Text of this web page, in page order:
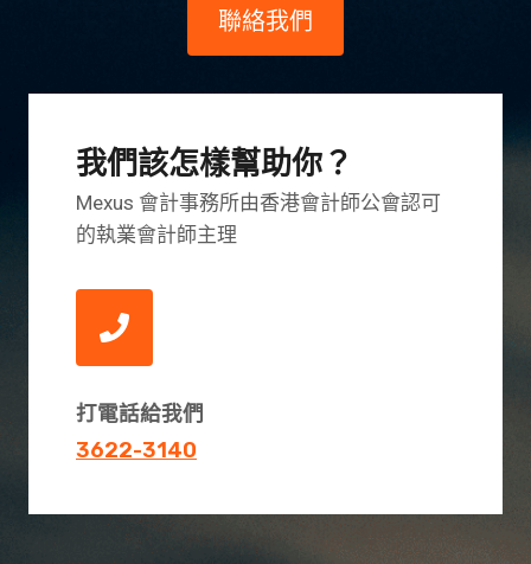
聯絡我們
我們該怎樣幫助你？
Mexus 會計事務所由香港會計師公會認可
的執業會計師主理
打電話給我們
3622-3140